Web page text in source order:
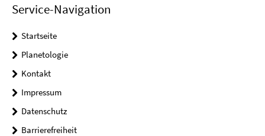
Service-Navigation
Startseite
Planetologie
Kontakt
Impressum
Datenschutz
Barrierefreiheit